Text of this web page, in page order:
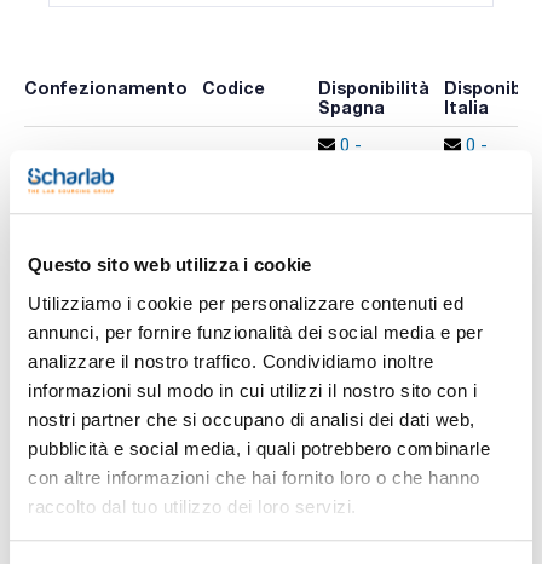
Questo sito web utilizza i cookie
Utilizziamo i cookie per personalizzare contenuti ed
annunci, per fornire funzionalità dei social media e per
analizzare il nostro traffico. Condividiamo inoltre
informazioni sul modo in cui utilizzi il nostro sito con i
nostri partner che si occupano di analisi dei dati web,
pubblicità e social media, i quali potrebbero combinarle
con altre informazioni che hai fornito loro o che hanno
raccolto dal tuo utilizzo dei loro servizi.
Confezionamento Codice
Disponibilità
Spagna
Italia
x 1L :: Glass bottle
0 -
0 -
Stampa pagina prodotto
Caratteristiche
- Synonyms: DMSO, Sulfinyl bis(methane), Methylsulfoxide,
Methylsulfinylmethane
- C2H6OS
- M = 78,13 g/mol
- EINECS-No.: 200-664-3
Vedi di più